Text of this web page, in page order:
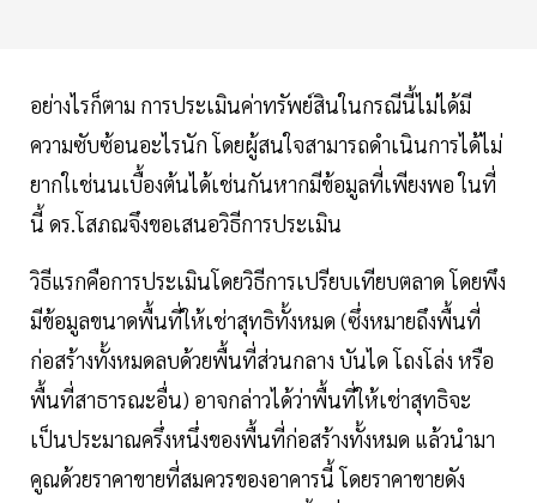
อย่างไรก็ตาม การประเมินค่าทรัพย์สินในกรณีนี้ไม่ได้มี
ความซับซ้อนอะไรนัก โดยผู้สนใจสามารถดำเนินการได้ไม่
ยากใเช่นนเบื้องต้นได้เช่นกันหากมีข้อมูลที่เพียงพอ ในที่
นี้ ดร.โสภณจึงขอเสนอวิธีการประเมิน
วิธีแรกคือการประเมินโดยวิธีการเปรียบเทียบตลาด โดยพึง
มีข้อมูลขนาดพื้นที่ให้เช่าสุทธิทั้งหมด (ซึ่งหมายถึงพื้นที่
ก่อสร้างทั้งหมดลบด้วยพื้นที่ส่วนกลาง บันได โถงโล่ง หรือ
พื้นที่สาธารณะอื่น) อาจกล่าวได้ว่าพื้นที่ให้เช่าสุทธิจะ
เป็นประมาณครึ่งหนึ่งของพื้นที่ก่อสร้างทั้งหมด แล้วนำมา
คูณด้วยราคาขายที่สมควรของอาคารนี้ โดยราคาขายดัง